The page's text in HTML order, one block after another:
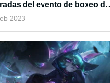
del evento de boxeo de
2023